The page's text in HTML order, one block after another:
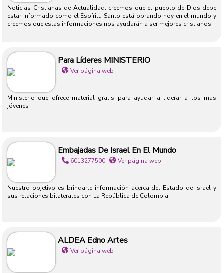
Noticias Cristianas de Actualidad: creemos que el pueblo de Dios debe
estar informado como el Espíritu Santo está obrando hoy en el mundo y
creemos que estas informaciones nos ayudarán a ser mejores cristianos.
Para Líderes MINISTERIO
Ver página web
Ministerio que ofrece material gratis para ayudar a liderar a los mas
jóvenes
Embajadas De Israel En El Mundo
6013277500 Ver página web
Nuestro objetivo es brindarle información acerca del Estado de Israel y
sus relaciones bilaterales con La República de Colombia.
ALDEA Edno Artes
Ver página web